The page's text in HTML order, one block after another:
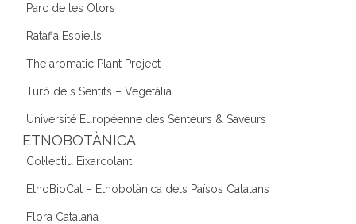
Parc de les Olors
Ratafia Espiells
The aromatic Plant Project
Turó dels Sentits – Vegetàlia
Université Européenne des Senteurs & Saveurs
ETNOBOTÀNICA
Col·lectiu Eixarcolant
EtnoBioCat – Etnobotànica dels Països Catalans
Flora Catalana